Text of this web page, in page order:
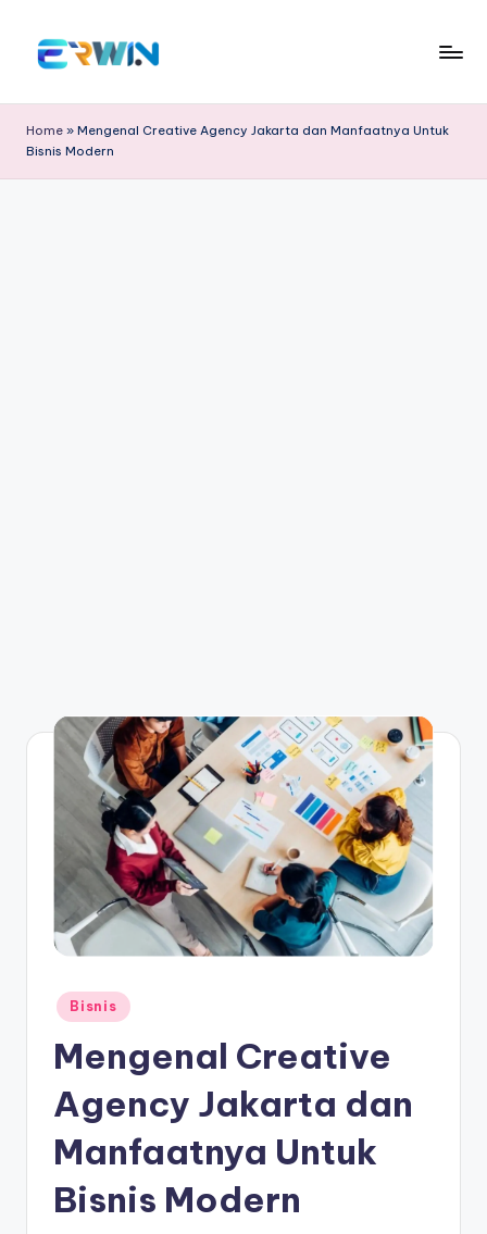
r
w
Menarik
Home » Mengenal Creative Agency Jakarta dan Manfaatnya Untuk
Bisnis Modern
Posted
in
Bisnis
Mengenal Creative
Agency Jakarta dan
Manfaatnya Untuk
Bisnis Modern